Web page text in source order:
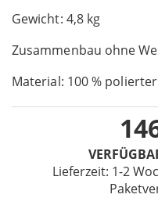
Gewicht: 4,8 kg
Zusammenbau ohne
Material: 100 %
Lieferzeit: 1-2
the
images
gallery